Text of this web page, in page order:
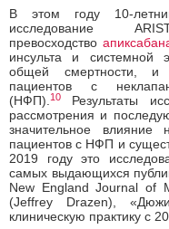
В этом году 10-
исследование
превосходство
инсульта и системной
общей смертности, и
пациентов с
(НФП).10
Результаты
рассмотрения и
значительное влияние
пациентов с НФП и
2019 году это
самых выдающихся
New England Journal of
(Jeffrey Drazen),
клиническую практику с